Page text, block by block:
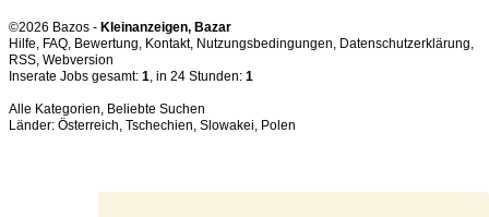
©2026 Bazos - Kleinanzeigen, Bazar
Hilfe, FAQ, Bewertung, Kontakt, Nutzungsbedingungen, Datenschutzerklärung,
RSS,
Inserate Jobs gesamt: 1, in 24 Stunden: 1
Alle Kategorien, Beliebte Suchen
Länder: Österreich, Tschechien, Slowakei, Polen